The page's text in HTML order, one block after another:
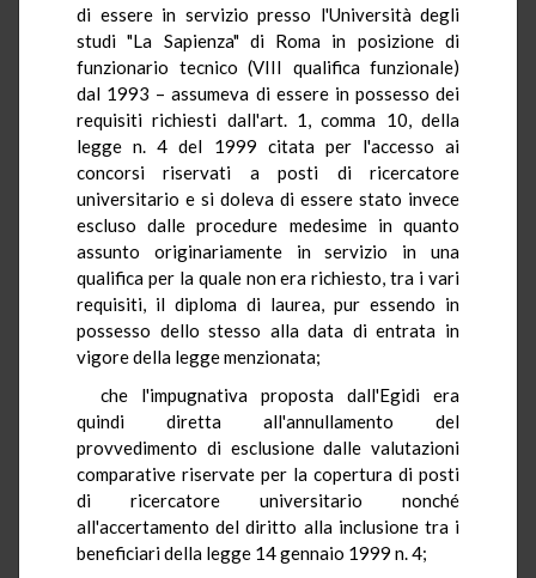
di essere in servizio presso l'Università degli
studi "La Sapienza" di Roma in posizione di
funzionario tecnico (VIII qualifica funzionale)
dal 1993 – assumeva di essere in possesso dei
requisiti richiesti dall'art. 1, comma 10, della
legge n. 4 del 1999 citata per l'accesso ai
concorsi riservati a posti di ricercatore
universitario e si doleva di essere stato invece
escluso dalle procedure medesime in quanto
assunto originariamente in servizio in una
qualifica per la quale non era richiesto, tra i vari
requisiti, il diploma di laurea, pur essendo in
possesso dello stesso alla data di entrata in
vigore della legge menzionata;
che l'impugnativa proposta dall'Egidi era
quindi diretta all'annullamento del
provvedimento di esclusione dalle valutazioni
comparative riservate per la copertura di posti
di ricercatore universitario nonché
all'accertamento del diritto alla inclusione tra i
beneficiari della legge 14 gennaio 1999 n. 4;